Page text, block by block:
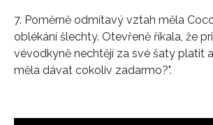
7. Poměrně odmítavý vztah měla
oblékání šlechty. Otevřeně říkala, že
vévodkyně nechtějí za své šaty platit
měla dávat cokoliv zadarmo?".